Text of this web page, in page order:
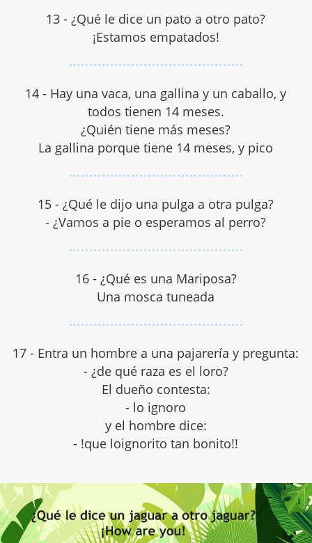
13 - ¿Qué le dice un pato a otro pato?
¡Estamos empatados!
14 - Hay una vaca, una gallina y un caballo, y
todos tienen 14 meses.
¿Quién tiene más meses?
La gallina porque tiene 14 meses, y pico
15 - ¿Qué le dijo una pulga a otra pulga?
- ¿Vamos a pie o esperamos al perro?
16 - ¿Qué es una Mariposa?
Una mosca tuneada
17 - Entra un hombre a una pajarería y pregunta:
- ¿de qué raza es el loro?
El dueño contesta:
- lo ignoro
y el hombre dice:
- !que loignorito tan bonito!!